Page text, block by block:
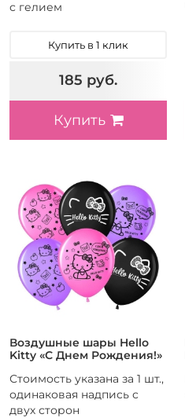
с гелием
Купить в 1 клик
185 руб.
Купить
Воздушные шары Hello
Kitty «С Днем Рождения!»
Стоимость указана за 1 шт.,
одинаковая надпись с
двух сторон